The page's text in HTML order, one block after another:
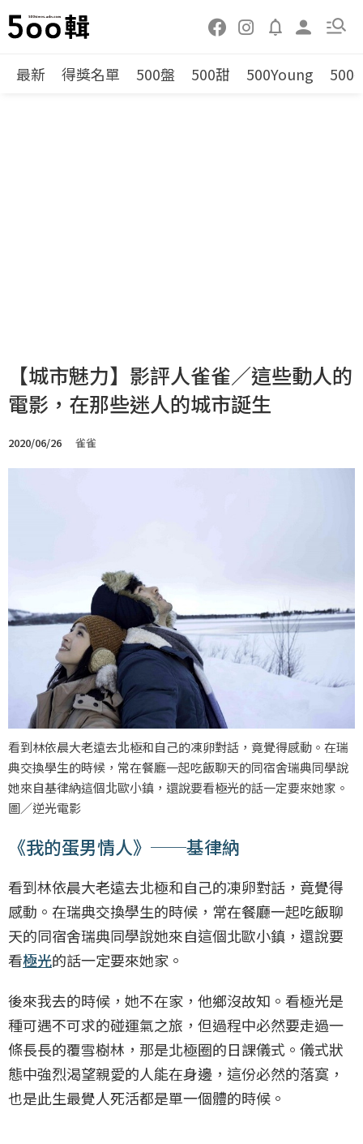
最新 得獎名單 500盤 500甜 500Young 500
【城市魅力】影評人雀雀／這些動人的
電影，在那些迷人的城市誕生
2020/06/26 雀雀
看到林依晨大老遠去北極和自己的凍卵對話，竟覺得感動。在瑞
典交換學生的時候，常在餐廳一起吃飯聊天的同宿舍瑞典同學說
她來自基律納這個北歐小鎮，還說要看極光的話一定要來她家。
圖／逆光電影
《我的蛋男情人》──基律納
看到林依晨大老遠去北極和自己的凍卵對話，竟覺得
感動。在瑞典交換學生的時候，常在餐廳一起吃飯聊
天的同宿舍瑞典同學說她來自這個北歐小鎮，還說要
看極光的話一定要來她家。
後來我去的時候，她不在家，他鄉沒故知。看極光是
種可遇不可求的碰運氣之旅，但過程中必然要走過一
條長長的覆雪樹林，那是北極圈的日課儀式。儀式狀
態中強烈渴望親愛的人能在身邊，這份必然的落寞，
也是此生最覺人死活都是單一個體的時候。